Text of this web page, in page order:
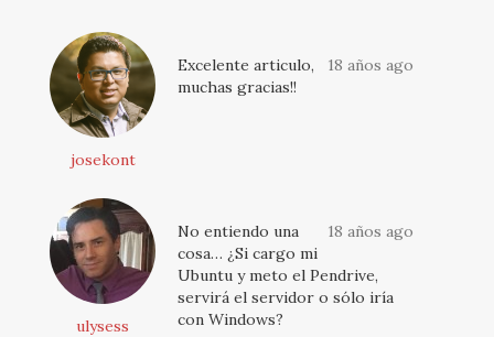
josekont
18 años ago
Excelente articulo,
muchas gracias!!
ulysess
18 años ago
No entiendo una
cosa… ¿Si cargo mi
Ubuntu y meto el Pendrive,
servirá el servidor o sólo iría
con Windows?